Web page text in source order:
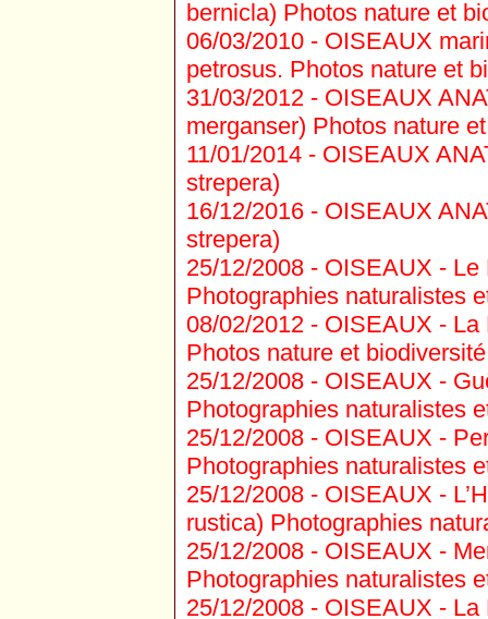
bernicla) Photos nature et
06/03/2010 - OISEAUX
petrosus. Photos nature et
31/03/2012 - OISEAUX
merganser) Photos nature
11/01/2014 - OISEAUX
strepera)
16/12/2016 - OISEAUX
strepera)
25/12/2008 - OISEAUX - Le
Photographies naturalistes
08/02/2012 - OISEAUX - La
Photos nature et
25/12/2008 - OISEAUX -
Photographies naturalistes
25/12/2008 - OISEAUX -
Photographies naturalistes
25/12/2008 - OISEAUX -
rustica) Photographies
25/12/2008 - OISEAUX -
Photographies naturalistes
25/12/2008 - OISEAUX - La